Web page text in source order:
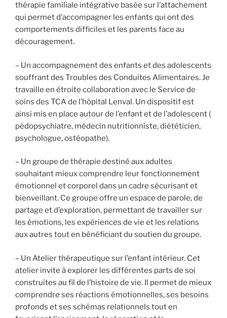
thérapie familiale intégrative basée sur l’attachement
qui permet d’accompagner les enfants qui ont des
comportements difficiles et les parents face au
découragement.
– Un accompagnement des enfants et des adolescents
souffrant des Troubles des Conduites Alimentaires. Je
travaille en étroite collaboration avec le Service de
soins des TCA de l’hôpital Lenval. Un dispositif est
ainsi mis en place autour de l’enfant et de l’adolescent (
pédopsychiatre, médecin nutritionniste, diététicien,
psychologue, ostéopathe).
– Un groupe de thérapie destiné aux adultes
souhaitant mieux comprendre leur fonctionnement
émotionnel et corporel dans un cadre sécurisant et
bienveillant. Ce groupe offre un espace de parole, de
partage et d’exploration, permettant de travailler sur
les émotions, les expériences de vie et les relations
aux autres tout en bénéficiant du soutien du groupe.
– Un Atelier thérapeutique sur l’enfant intérieur. Cet
atelier invite à explorer les différentes parts de soi
construites au fil de l’histoire de vie. Il permet de mieux
comprendre ses réactions émotionnelles, ses besoins
profonds et ses schémas relationnels tout en